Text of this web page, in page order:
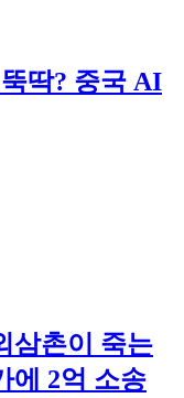
딱? 중국 AI
삼촌이 죽는
에 2억 소송